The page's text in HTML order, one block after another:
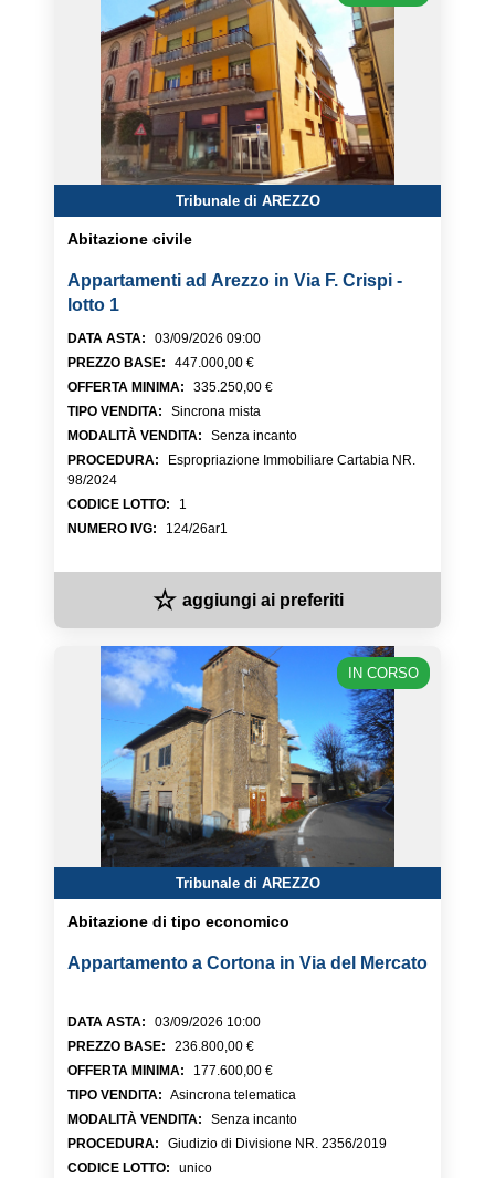
Tribunale di AREZZO
Abitazione civile
Appartamenti ad Arezzo in Via F. Crispi -
lotto 1
DATA ASTA:
03/09/2026 09:00
PREZZO BASE:
447.000,00 €
OFFERTA MINIMA:
335.250,00 €
TIPO VENDITA:
Sincrona mista
MODALITÀ VENDITA:
Senza incanto
PROCEDURA:
Espropriazione Immobiliare Cartabia NR.
98/2024
CODICE LOTTO:
1
NUMERO IVG: 124/26ar1
☆ aggiungi ai preferiti
IN CORSO
Tribunale di AREZZO
Abitazione di tipo economico
Appartamento a Cortona in Via del Mercato
DATA ASTA:
03/09/2026 10:00
PREZZO BASE:
236.800,00 €
OFFERTA MINIMA:
177.600,00 €
TIPO VENDITA: Asincrona telematica
MODALITÀ VENDITA:
Senza incanto
PROCEDURA:
Giudizio di Divisione NR. 2356/2019
CODICE LOTTO:
unico